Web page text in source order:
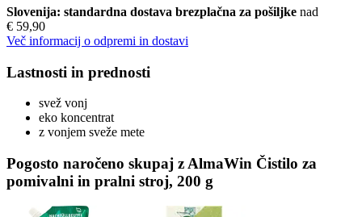
Slovenija: standardna dostava brezplačna za pošiljke nad
€ 59,90
Več informacij o odpremi in dostavi
Lastnosti in prednosti
svež vonj
eko koncentrat
z vonjem sveže mete
Pogosto naročeno skupaj z AlmaWin Čistilo za
pomivalni in pralni stroj, 200 g